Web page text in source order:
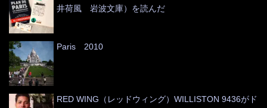
井荷風 岩波文庫）を読んだ
Paris 2010
RED WING（レッドウィング）WILLISTON 9436がド